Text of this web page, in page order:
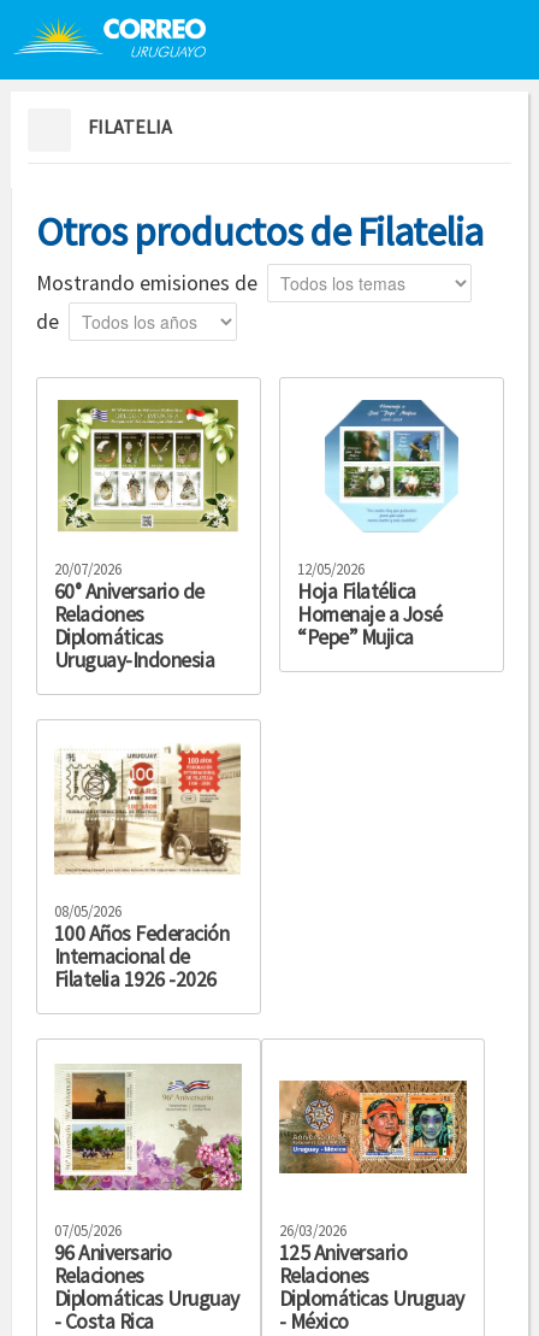
Saltar al contenido
FILATELIA
Otros productos de Filatelia
Mostrando emisiones de Tema
de Año
20/07/2026
60° Aniversario de
Relaciones
Diplomáticas
Uruguay-Indonesia
12/05/2026
Hoja Filatélica
Homenaje a José
“Pepe” Mujica
08/05/2026
100 Años Federación
Internacional de
Filatelia 1926 -2026
07/05/2026
96 Aniversario
Relaciones
Diplomáticas Uruguay
- Costa Rica
26/03/2026
125 Aniversario
Relaciones
Diplomáticas Uruguay
- México